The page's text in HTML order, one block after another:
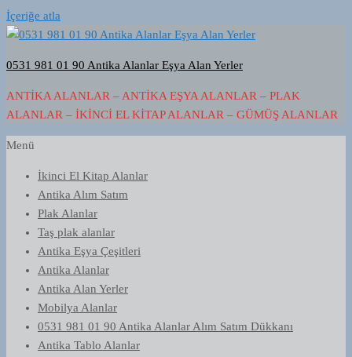
İçeriğe atla
0531 981 01 90 Antika Alanlar Eşya Alan Yerler
ANTIKA ALANLAR – ANTIKA EŞYA ALANLAR – PLAK
ALANLAR – İKINCI EL KITAP ALANLAR – GÜMÜŞ ALANLAR
Menü
İkinci El Kitap Alanlar
Antika Alım Satım
Plak Alanlar
Taş plak alanlar
Antika Eşya Çeşitleri
Antika Alanlar
Antika Alan Yerler
Mobilya Alanlar
0531 981 01 90 Antika Alanlar Alım Satım Dükkanı
Antika Tablo Alanlar